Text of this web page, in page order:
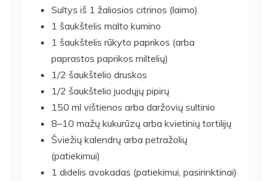
Sultys iš 1 žaliosios citrinos (laimo)
1 šaukštelis malto kumino
1 šaukštelis rūkyto paprikos (arba
paprastos paprikos miltelių)
1/2 šaukštelio druskos
1/2 šaukštelio juodųjų pipirų
150 ml vištienos arba daržovių sultinio
8–10 mažų kukurūzų arba kvietinių tortilijų
Šviežių kalendrų arba petražolių
(patiekimui)
1 didelis avokadas (patiekimui, pasirinktinai)